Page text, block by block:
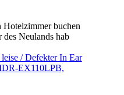
Hotelzimmer buchen
des Neulands hab